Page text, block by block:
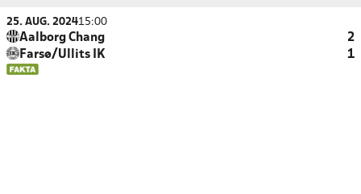
25. AUG. 202415:00
Aalborg Chang
2
Farsø/Ullits IK
1